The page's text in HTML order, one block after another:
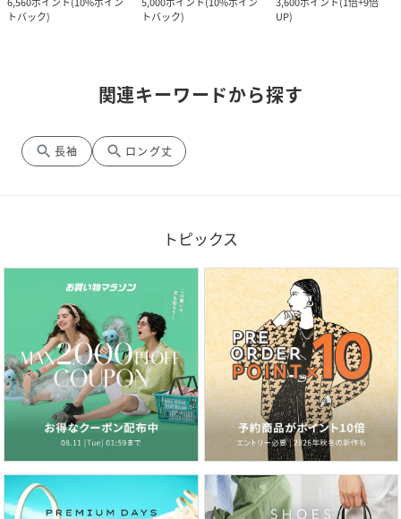
トバック)
トバック)
UP)
関連キーワードから探す
search 長袖 search ロング丈
トピックス